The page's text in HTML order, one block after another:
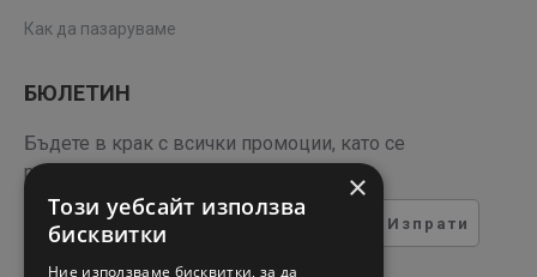
Как да пазаруваме
БЮЛЕТИН
Бъдете в крак с всички промоции, като се
регистрирате за нашия бюлетин
Изпрати
ТЕСТ ЗА СИГУРНОСТ
×
Този уебсайт използва
бисквитки
Ние използваме бисквитки, за да